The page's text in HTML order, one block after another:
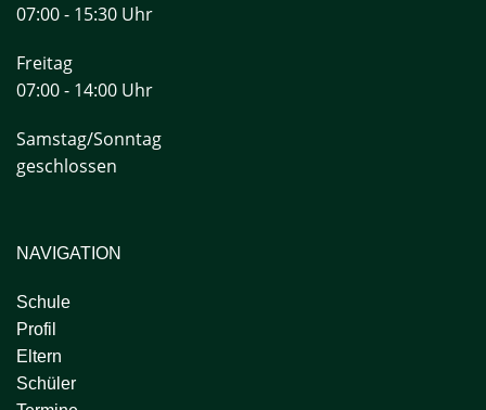
07:00 - 15:30 Uhr
Freitag
07:00 - 14:00 Uhr
Samstag/Sonntag
geschlossen
NAVIGATION
Schule
Profil
Eltern
Schüler